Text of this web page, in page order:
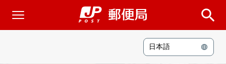
日本語